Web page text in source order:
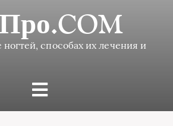
способах их лечения и